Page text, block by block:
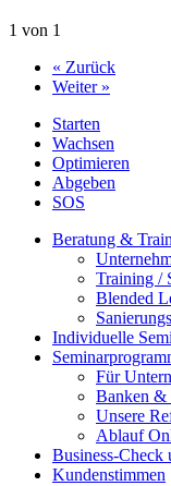
1 von 1
« Zurück
Weiter »
Starten
Wachsen
Optimieren
Abgeben
SOS
Beratung &
Training /
Blended
Individuelle
Für
Banken &
Unsere
Ablauf
Business-Check
Kundenstimmen